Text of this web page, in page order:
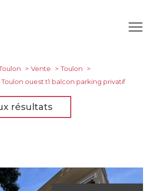
Vente
Toulon
Toulon ouest t1 balcon parking privatif
résultats